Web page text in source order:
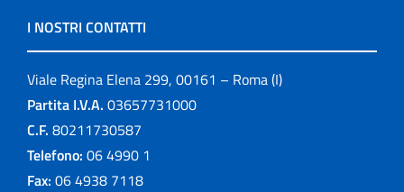
I NOSTRI CONTATTI
Viale Regina Elena 299, 00161 – Roma (I)
Partita I.V.A. 03657731000
C.F. 80211730587
Telefono: 06 4990 1
Fax: 06 4938 7118